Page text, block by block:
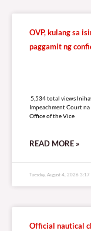
OVP, kulang sa
paggamit ng
5,534 total views
Impeachment Court
Office of the Vice
READ MORE »
Tuesday, August 4, 2026 3:17
Official nautical